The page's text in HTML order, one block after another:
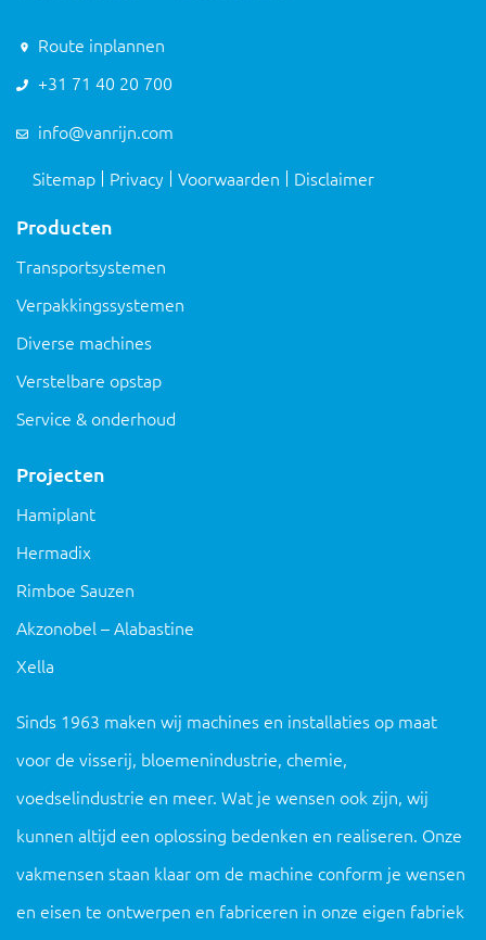
Route inplannen
+31 71 40 20 700
info@vanrijn.com
Sitemap Privacy Voorwaarden Disclaimer
Producten
Transportsystemen
Verpakkingssystemen
Diverse machines
Verstelbare opstap
Service & onderhoud
Projecten
Hamiplant
Hermadix
Rimboe Sauzen
Akzonobel – Alabastine
Xella
Sinds 1963 maken wij machines en installaties op maat
voor de visserij, bloemenindustrie, chemie,
voedselindustrie en meer. Wat je wensen ook zijn, wij
kunnen altijd een oplossing bedenken en realiseren. Onze
vakmensen staan ​​klaar om de machine conform je wensen
en eisen te ontwerpen en fabriceren in onze eigen fabriek